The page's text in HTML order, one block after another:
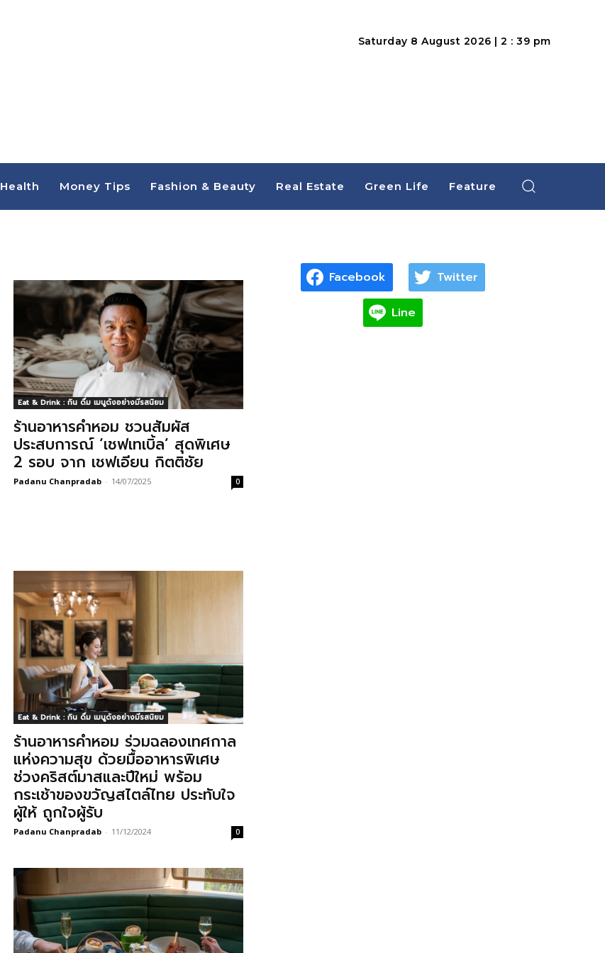
Saturday 8 August 2026 | 2 : 39 pm
Health Money Tips Fashion & Beauty Real Estate Green Life Feature
Eat & Drink : กิน ดื่ม เมนูดังอย่างมีรสนิยม
ร้านอาหารคำหอม ชวนสัมผัส
ประสบการณ์ ‘เชฟเทเบิ้ล’ สุดพิเศษ
2 รอบ จาก เชฟเอียน กิตติชัย
Padanu Chanpradab - 14/07/2025 0
Eat & Drink : กิน ดื่ม เมนูดังอย่างมีรสนิยม
ร้านอาหารคำหอม ร่วมฉลองเทศกาล
แห่งความสุข ด้วยมื้ออาหารพิเศษ
ช่วงคริสต์มาสและปีใหม่ พร้อม
กระเช้าของขวัญสไตล์ไทย ประทับใจ
ผู้ให้ ถูกใจผู้รับ
Padanu Chanpradab - 11/12/2024 0
Facebook Twitter
Line